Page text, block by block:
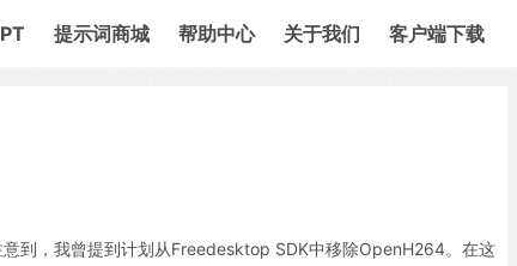
提示词商城 帮助中心 关于我们 客户端下载
到，我曾提到计划从Freedesktop SDK中移除OpenH264。在这